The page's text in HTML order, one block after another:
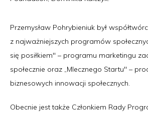
Przemysław Pohrybieniuk był
z najważniejszych programów
się posiłkiem" – programu marketingu
społecznie oraz „Mlecznego Startu" –
biznesowych innowacji społecznych.
Obecnie jest także Członkiem Rady